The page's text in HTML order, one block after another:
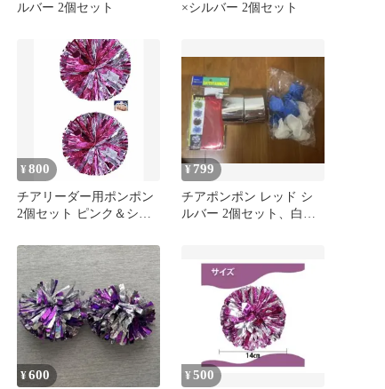
ルバー 2個セット
×シルバー 2個セット
¥800
チアリーダー用ポンポン
2個セット ピンク＆シル
¥ 799
チアポンポン レッド シ
ルバー 2個セット、白と
¥600 ¥500